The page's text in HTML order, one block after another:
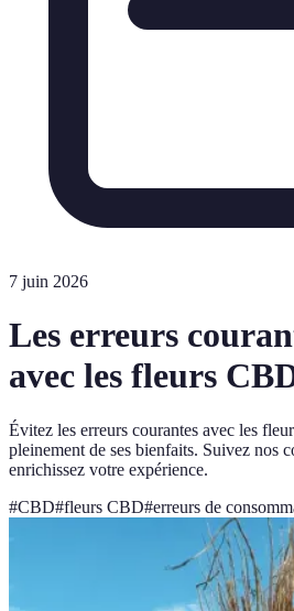
7 juin 2026
Les erreurs
avec les fleurs
Évitez les erreurs courantes avec les
pleinement de ses bienfaits. Suivez nos
enrichissez votre expérience.
#CBD#fleurs CBD#erreurs de